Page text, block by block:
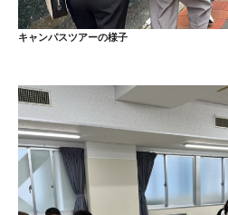
キャンパスツアーの様子